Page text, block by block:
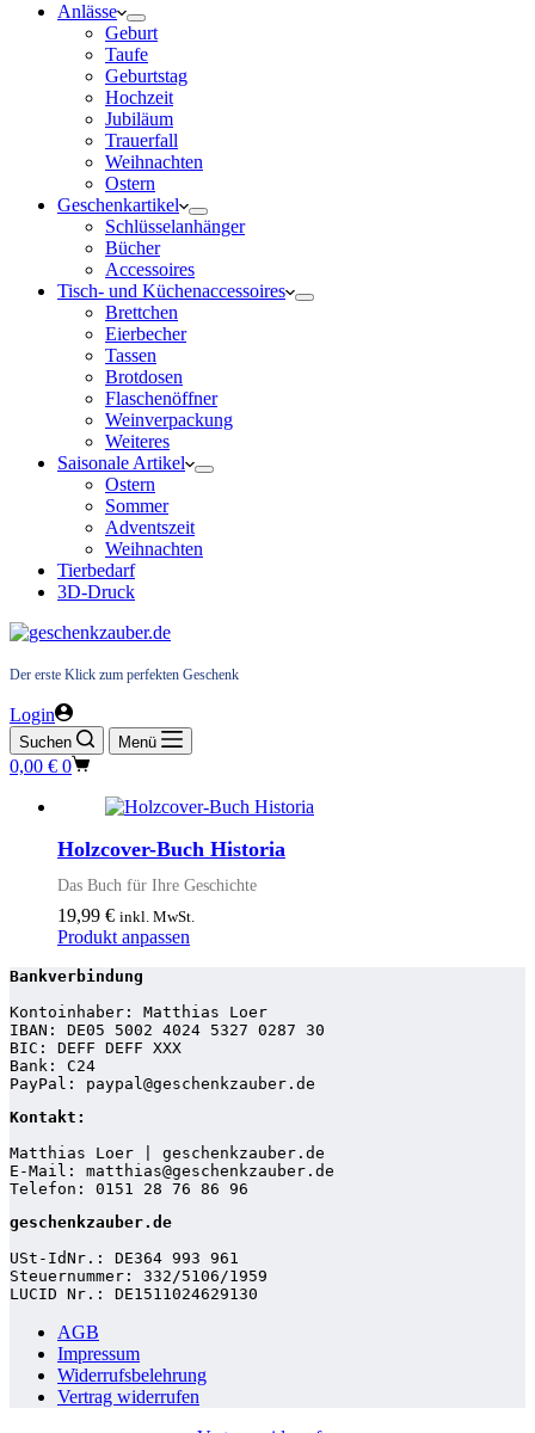
Anlässe
Geburt
Taufe
Geburtstag
Hochzeit
Jubiläum
Trauerfall
Weihnachten
Ostern
Geschenkartikel
Schlüsselanhänger
Bücher
Accessoires
Tisch- und Küchenaccessoires
Brettchen
Eierbecher
Tassen
Brotdosen
Flaschenöffner
Weinverpackung
Weiteres
Saisonale Artikel
Ostern
Sommer
Adventszeit
Weihnachten
Tierbedarf
3D-Druck
Der erste Klick zum perfekten Geschenk
Login
Suchen Menü
Warenkorb
0,00 € 0
Holzcover-Buch Historia
Das Buch für Ihre Geschichte
19,99 € inkl. MwSt.
Produkt anpassen
mehrere
Varianten
Optionen
der
Produktseite
gewählt
Bankverbindung
Kontoinhaber: Matthias Loer
IBAN: DE05 5002 4024 5327 0287 30
BIC: DEFF DEFF XXX
Bank: C24
PayPal: paypal@geschenkzauber.de
Kontakt:
Matthias Loer | geschenkzauber.de
E-Mail: matthias@geschenkzauber.de
Telefon: 0151 28 76 86 96
geschenkzauber.de
USt-IdNr.: DE364 993 961
Steuernummer: 332/5106/1959
LUCID Nr.: DE1511024629130
AGB
Impressum
Widerrufsbelehrung
Vertrag widerrufen